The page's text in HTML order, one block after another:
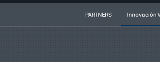
PARTNERS Innovación